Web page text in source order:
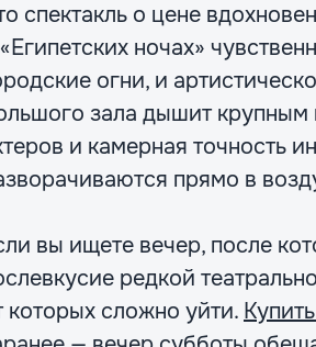
спектакль о цене
ночах»
огни, и
зала дышит крупным
и камерная точность
прямо в
вы ищете вечер, после
редкой
которых сложно уйти.